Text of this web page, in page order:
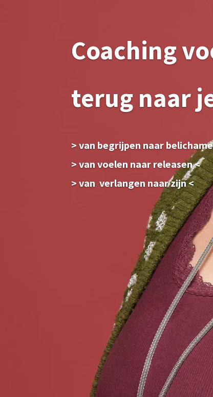
Coaching
terug naar
> van begrijpen naar
> van voelen naar releasen <
> van verlangen naar zijn <